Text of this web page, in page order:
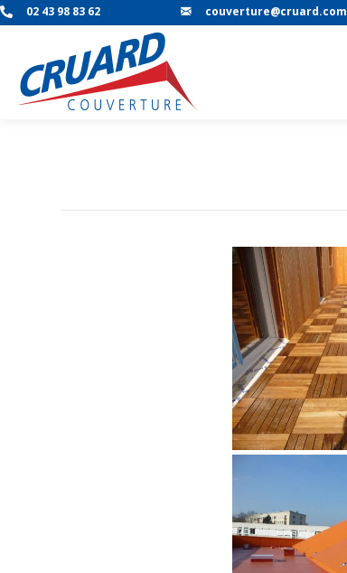
02 43 98 83 62 couverture@cruard.com